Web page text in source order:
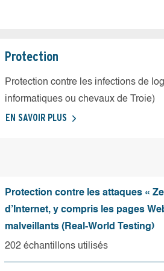
Protection
Protection contre les infections de
informatiques ou chevaux de Troie)
EN SAVOIR PLUS
Protection contre les attaques «
d’Internet, y compris les pages
malveillants (Real-World Testing)
202 échantillons utilisés